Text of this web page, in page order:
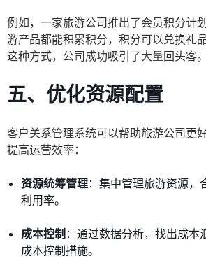
例如，一家旅游公司推出了会员积分计
游产品都能积累积分，积分可以兑换礼
这种方式，公司成功吸引了大量回头客。
五、优化资源配置
客户关系管理系统可以帮助旅游公司更
提高运营效率：
资源统筹管理：集中管理旅游资源，
利用率。
成本控制 ：通过数据分析，找出成本
成本控制措施。